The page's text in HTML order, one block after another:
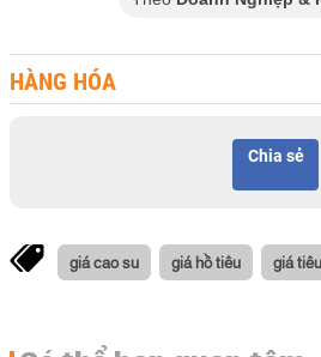
HÀNG HÓA
Chia sẻ
giá cao su giá hồ tiêu giá tiêu